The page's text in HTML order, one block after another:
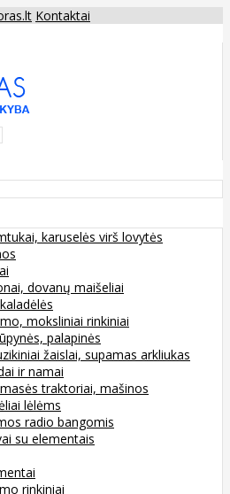
Kontaktai
karuselės virš lovytės
dovanų maišeliai
moksliniai rinkiniai
palapinės
žaislai, supamas arkliukas
ir namai
traktoriai, mašinos
lėlėms
radio bangomis
su elementais
rinkiniai